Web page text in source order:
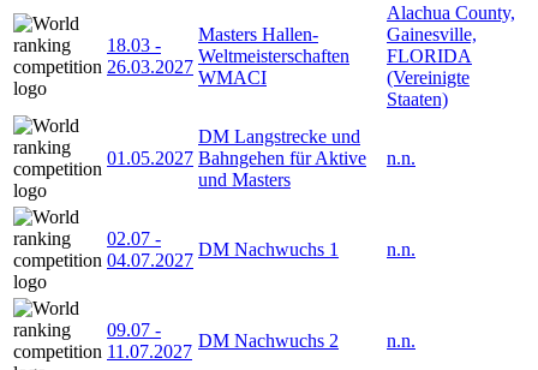
18.03 -
26.03.2027
Masters Hallen-
Weltmeisterschaften
WMACI
Alachua County,
Gainesville,
FLORIDA
(Vereinigte
Staaten)
01.05.2027
DM Langstrecke und
Bahngehen für Aktive
und Masters
n.n.
02.07 -
04.07.2027
DM Nachwuchs 1 n.n.
09.07 -
11.07.2027
DM Nachwuchs 2 n.n.